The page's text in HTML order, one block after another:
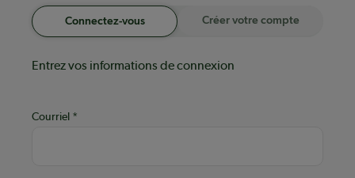
Connectez-vous Créer votre compte
Entrez vos informations de connexion
Courriel